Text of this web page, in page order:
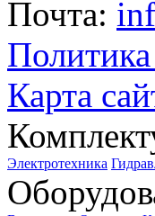
Почта:
Карта
Электротехника